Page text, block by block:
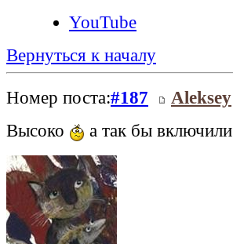
YouTube
Вернуться к началу
Номер поста:#187 Aleksey
Высоко
а так бы включили